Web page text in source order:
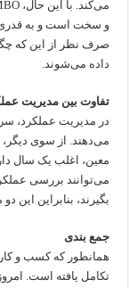
و سخت است و به قدری
صرف نظر از این که
داده می‌شوند.
تفاوت بین مدیریت
در مدیریت عملکرد،
می‌دهند. از سوی دیگر،
معین، اغلب یک سال
می‌توانند بررسی
بگیرند، بنابراین این
جمع بندی
همانطور که کسب و
تکامل یافته است.